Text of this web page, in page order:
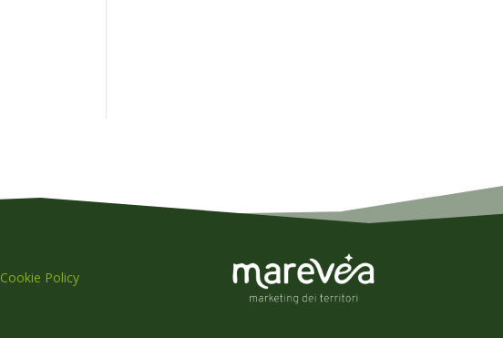
Cookie Policy